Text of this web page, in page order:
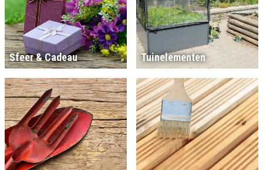
Sfeer & Cadeau Tuinelementen